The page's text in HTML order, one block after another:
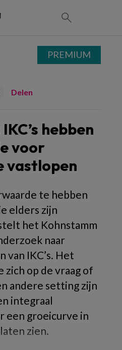
Delen
hebben
voor
vastlopen
te hebben
elders zijn
het Kohnstamm
naar
van IKC’s. Het
op de vraag of
andere setting zijn
integraal
een groeicurve in
zien.
PREMIUM